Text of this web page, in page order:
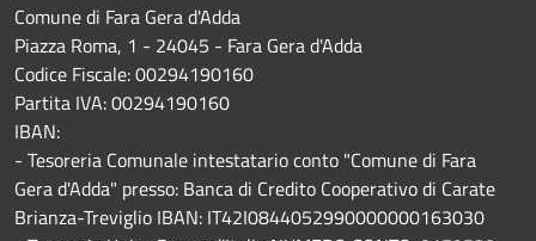
Comune di Fara Gera d'Adda
Piazza Roma, 1 - 24045 - Fara Gera d'Adda
Codice Fiscale: 00294190160
Partita IVA: 00294190160
IBAN:
- Tesoreria Comunale intestatario conto "Comune di Fara
Gera d'Adda" presso: Banca di Credito Cooperativo di Carate
Brianza-Treviglio IBAN: IT42I0844052990000000163030